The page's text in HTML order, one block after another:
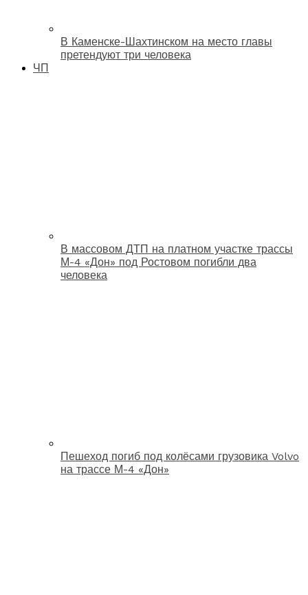
В Каменске-Шахтинском на место главы
претендуют три человека
ЧП
В массовом ДТП на платном участке трассы
М-4 «Дон» под Ростовом погибли два
человека
Пешеход погиб под колёсами грузовика Volvo
на трассе М-4 «Дон»